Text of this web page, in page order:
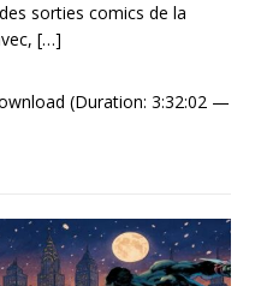
sorties comics de la
[…]
(Duration: 3:32:02 —